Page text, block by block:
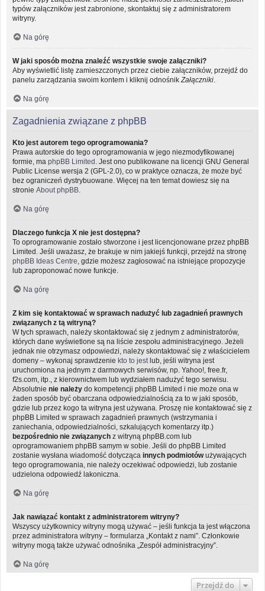
typów załączników jest zabronione, skontaktuj się z administratorem
witryny.
Na górę
W jaki sposób można znaleźć wszystkie swoje załączniki?
Aby wyświetlić listę zamieszczonych przez ciebie załączników, przejdź do
panelu zarządzania swoim kontem i kliknij odnośnik Załączniki
Na górę
Zagadnienia związane z phpBB
Kto jest autorem tego oprogramowania?
Prawa autorskie do tego oprogramowania w jego niezmodyfikowanej
formie, ma phpBB Limited . Jest ono publikowane na licencji GNU General
Public License wersja 2 (GPL-2.0), co w praktyce oznacza, że może być
bez ograniczeń dystrybuowane. Więcej na ten temat dowiesz się na
stronie About phpBB
Na górę
Dlaczego funkcja X nie jest dostępna?
To oprogramowanie zostało stworzone i jest licencjonowane przez phpBB
Limited. Jeśli uważasz, że brakuje w nim jakiejś funkcji, przejdź na stronę
phpBB Ideas Centre , gdzie możesz zagłosować na istniejące propozycje
lub zaproponować nowe funkcje.
Na górę
Z kim się kontaktować w sprawach nadużyć lub zagadnień prawnych
związanych z tą witryną?
W tych sprawach, należy skontaktować się z jednym z administratorów,
których dane wyświetlone są na liście zespołu administracyjnego. Jeżeli
jednak nie otrzymasz odpowiedzi, należy skontaktować się z właścicielem
domeny – wykonaj sprawdzenie kto to jest lub, jeśli witryna jest
uruchomiona na jednym z darmowych serwisów, np. Yahoo!, free.fr,
f2s.com, itp., z kierownictwem lub wydziałem nadużyć tego serwisu.
Absolutnie nie należy do kompetencji phpBB Limited i nie może ona w
żaden sposób być obarczana odpowiedzialnością za to w jaki sposób,
gdzie lub przez kogo ta witryna jest używana. Proszę nie kontaktować się z
phpBB Limited w sprawach zagadnień prawnych (wstrzymania i
zaniechania, odpowiedzialności, szkalujących komentarzy itp.)
bezpośrednio nie związanych z witryną phpBB.com lub
oprogramowaniem phpBB samym w sobie. Jeśli do phpBB Limited
zostanie wysłana wiadomość dotycząca innych podmiotówużywających
tego oprogramowania, nie należy oczekiwać odpowiedzi, lub zostanie
udzielona odpowiedź lakoniczna.
Na górę
Jak nawiązać kontakt z administratorem witryny?
Wszyscy użytkownicy witryny mogą używać – jeśli funkcja ta jest włączona
przez administratora witryny – formularza „Kontakt z nami”. Członkowie
witryny mogą także używać odnośnika „Zespół administracyjny”.
Na górę
Przejdź do